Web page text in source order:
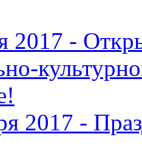
2017 -
2017 -